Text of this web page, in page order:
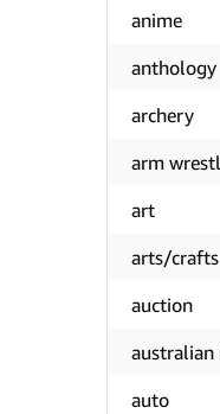
anime
anthology
archery
arm
art
arts/crafts
auction
auto